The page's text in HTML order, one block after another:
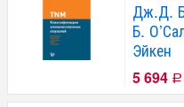
Дж.Д.
Б.
Эйкен
5 694 Р